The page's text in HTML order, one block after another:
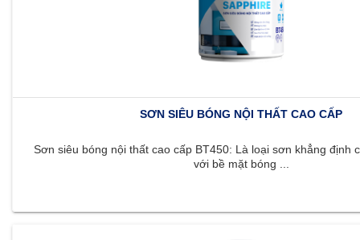
SƠN SIÊU BÓNG NỘI THẤT CAO CẤP
Sơn siêu bóng nội thất cao cấp BT450: Là loại sơn khẳng định
với bề mặt bóng ...